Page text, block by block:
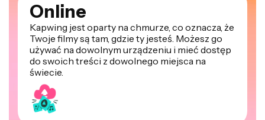
Online
Kapwing jest oparty na chmurze, co oznacza, że
Twoje filmy są tam, gdzie ty jesteś. Możesz go
używać na dowolnym urządzeniu i mieć dostęp
do swoich treści z dowolnego miejsca na
świecie.